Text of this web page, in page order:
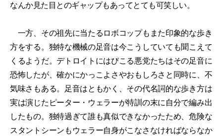
なんか見た目とのギャップもあってとても可笑しい。
一方、その祖先に当たるロボコップもまた印象的な歩き
方をする。独特な機械の足音は今こうしていても聞こえて
くるようだ。デトロイトにはびこる悪党たちはその足音に
恐怖したが、確かにかっこよさやおもしろさと同時に、不
気味さもある。足音はともかく、その代名詞的な歩き方は
実は演じたピーター・ウェラーが特訓の末に自分で編み出
したもの。独特過ぎて誰も真似できなかったため、危険な
スタントシーンもウェラー自身がこなさなければならなか